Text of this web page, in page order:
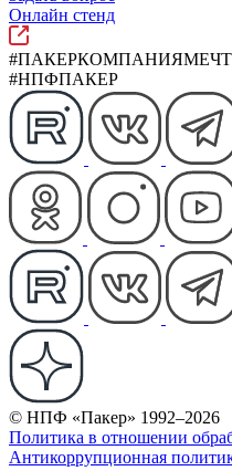
Онлайн стенд
#НПФПАКЕР
© НПФ «Пакер» 1992–2026
Политика в отношении
Антикоррупционная